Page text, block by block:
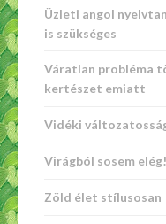
Üzleti angol
is szükséges
Váratlan probléma
kertészet emiatt
Vidéki
Virágból sosem elég!
Zöld élet stílusosan